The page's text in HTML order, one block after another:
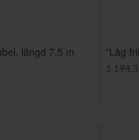
längd 7,5 m "Låg
1